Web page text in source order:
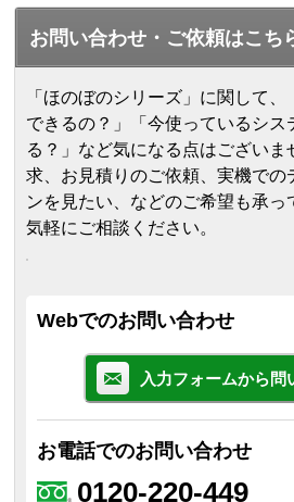
お問い合わせ・ご依頼はこち
「ほのぼのシリーズ」に関して
できるの？」「今使っているシス
る？」など気になる点はございま
求、お見積りのご依頼、実機での
ンを見たい、などのご希望も承っ
気軽にご相談ください。
Webでのお問い合わせ
入力フォームから問
お電話でのお問い合わせ
0120-220-449